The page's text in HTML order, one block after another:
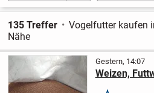
135 Treffer
Vogelfutter kaufen
Nähe
Gestern, 14:07
Weizen,